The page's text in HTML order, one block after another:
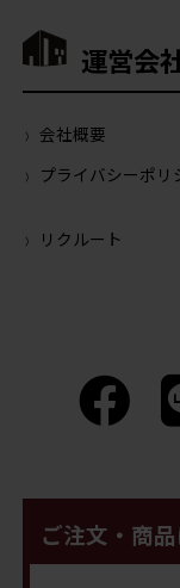
運営会
会社概要
プライバシーポリ
リクルート
ご注文・商